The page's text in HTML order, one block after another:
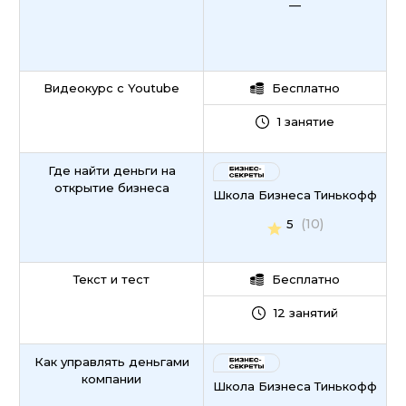
Видеокурс с Youtube
—
Бесплатно
1 занятие
Где найти деньги на
открытие бизнеса
Текст и тест
Школа Бизнеса Тинькофф
5
(10)
Бесплатно
12 занятий
Как управлять деньгами
компании
Школа Бизнеса Тинькофф